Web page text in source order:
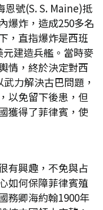
恩號(S. S. Maine)抵
爆炸，造成250多名
，直指爆炸是西班
建造兵艦。當時麥
情，終於決定對西
力解決古巴問題，
以免留下後患，但
獲得了菲律賓，使
有興趣，不免與占
如何保障菲律賓殖
務卿海約翰1900年